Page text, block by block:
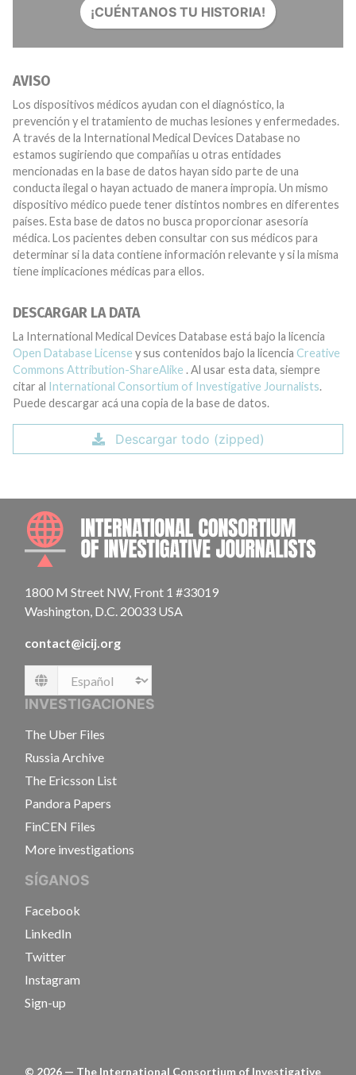
¡CUÉNTANOS TU HISTORIA!
AVISO
Los dispositivos médicos ayudan con el diagnóstico, la
prevención y el tratamiento de muchas lesiones y enfermedades.
A través de la International Medical Devices Database no
estamos sugiriendo que compañías u otras entidades
mencionadas en la base de datos hayan sido parte de una
conducta ilegal o hayan actuado de manera impropia. Un mismo
dispositivo médico puede tener distintos nombres en diferentes
países. Esta base de datos no busca proporcionar asesoría
médica. Los pacientes deben consultar con sus médicos para
determinar si la data contiene información relevante y si la misma
tiene implicaciones médicas para ellos.
DESCARGAR LA DATA
La International Medical Devices Database está bajo la licencia
Open Database License y sus contenidos bajo la licencia Creative
Commons Attribution-ShareAlike . Al usar esta data, siempre
citar al International Consortium of Investigative Journalists.
Puede descargar acá una copia de la base de datos.
Descargar todo (zipped)
1800 M Street NW, Front 1 #33019
Washington, D.C. 20033 USA
contact@icij.org
Language
INVESTIGACIONES
The Uber Files
Russia Archive
The Ericsson List
Pandora Papers
FinCEN Files
More investigations
SÍGANOS
Facebook
LinkedIn
Twitter
Instagram
Sign-up
© 2026 — The International Consortium of Investigative